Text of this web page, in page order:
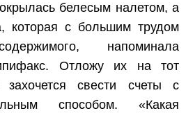
белесым налетом, а
которая с большим трудом
напоминала
Отложу их на тот
свести счеты с
способом. «Какая